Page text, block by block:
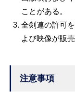
ことがある。
全剣連の許可
よび映像が販
注意事項